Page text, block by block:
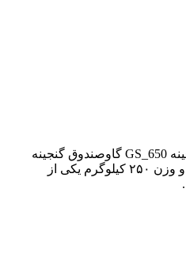
گاوصندوق GPM گاوصندوق گنجینه GS_650 گاوصندوق گنجینه
GS_650 با ارتفاع ۶۶ سانتی متر و وزن ۲۵۰ کیلوگرم یکی از